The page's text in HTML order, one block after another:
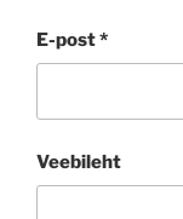
E-post*
Veebileht